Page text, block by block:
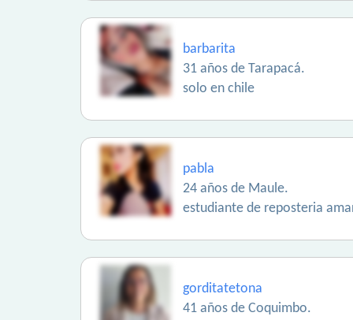
barbarita
31 años de Tarapacá.
solo en chile
pabla
24 años de Maule.
estudiante de reposteria
gorditatetona
41 años de Coquimbo.